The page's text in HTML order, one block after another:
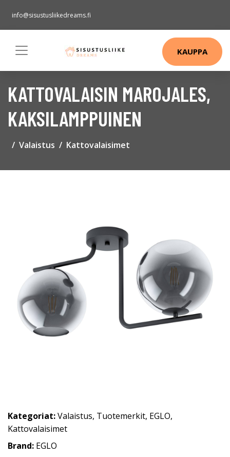
info@sisustusliikedreams.fi
KAUPPA
KATTOVALAISIN MAROJALES,
KAKSILAMPPUINEN
Valaistus Kattovalaisimet
Kategoriat:Valaistus, Tuotemerkit, EGLO,
Kattovalaisimet
Brand: EGLO